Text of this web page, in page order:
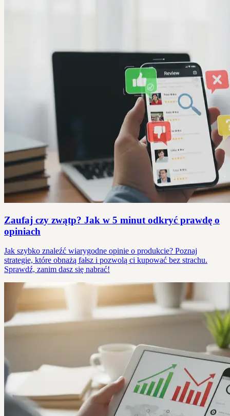
Zaufaj czy zwątp? Jak w 5 minut odkryć prawdę o
opiniach
Jak szybko znaleźć wiarygodne opinie o produkcie? Poznaj
strategie, które obnażą fałsz i pozwolą ci kupować bez strachu.
Sprawdź, zanim dasz się nabrać!